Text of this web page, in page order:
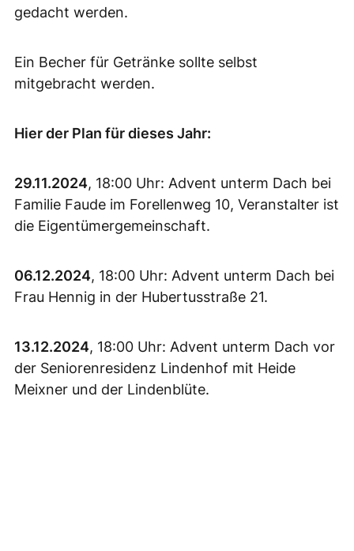
gedacht werden.
Ein Becher für Getränke sollte selbst
mitgebracht werden.
Hier der Plan für dieses Jahr:
29.11.2024, 18:00 Uhr: Advent unterm Dach bei
Familie Faude im Forellenweg 10, Veranstalter ist
die Eigentümergemeinschaft.
06.12.2024, 18:00 Uhr: Advent unterm Dach bei
Frau Hennig in der Hubertusstraße 21.
13.12.2024, 18:00 Uhr: Advent unterm Dach vor
der Seniorenresidenz Lindenhof mit Heide
Meixner und der Lindenblüte.